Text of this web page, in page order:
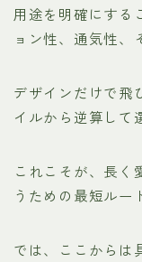
用途を明確にする
ョン性、通気性、
デザインだけで飛
イルから逆算して
これこそが、長く
うための最短ルー
では、ここからは